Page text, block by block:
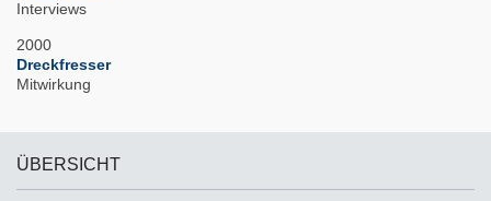
Interviews
2000
Dreckfresser
Mitwirkung
ÜBERSICHT